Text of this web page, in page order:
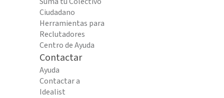
Ciudadano
Herramientas para
Reclutadores
Centro de Ayuda
Contactar
Ayuda
Contactar a
Idealist